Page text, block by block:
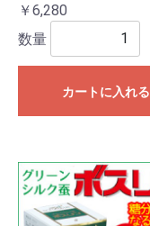
￥6,280
数量
カートに入れる